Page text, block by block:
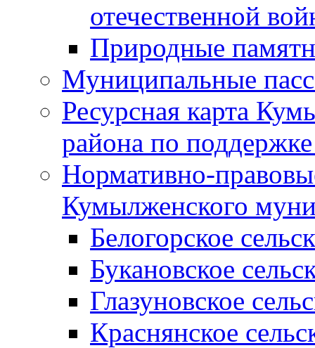
отечественной
Природные
Муниципальные
Ресурсная карта
района по
Нормативно-
Кумылженского
Белогорское
Букановское
Глазуновское
Краснянское